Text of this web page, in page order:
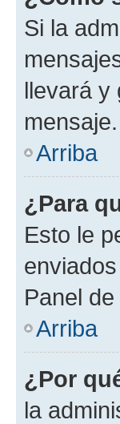
Si la
llevará y
mensaje.
Arriba
¿Para
Esto le
Panel
Arriba
¿Por
la